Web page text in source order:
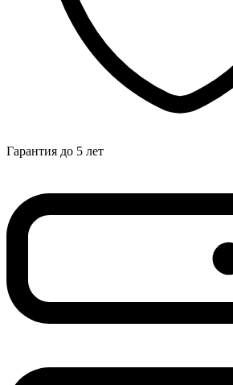
Гарантия до 5 лет